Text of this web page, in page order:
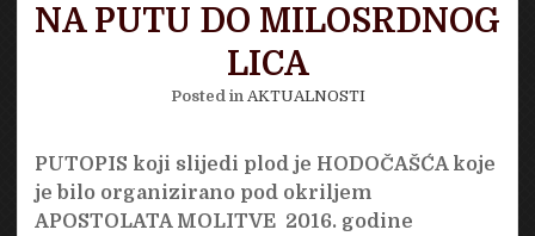
NA PUTU DO MILOSRDNOG
LICA
Posted in AKTUALNOSTI
PUTOPIS koji slijedi plod je HODOČAŠĆA koje
je bilo organizirano pod okriljem
APOSTOLATA MOLITVE 2016. godine